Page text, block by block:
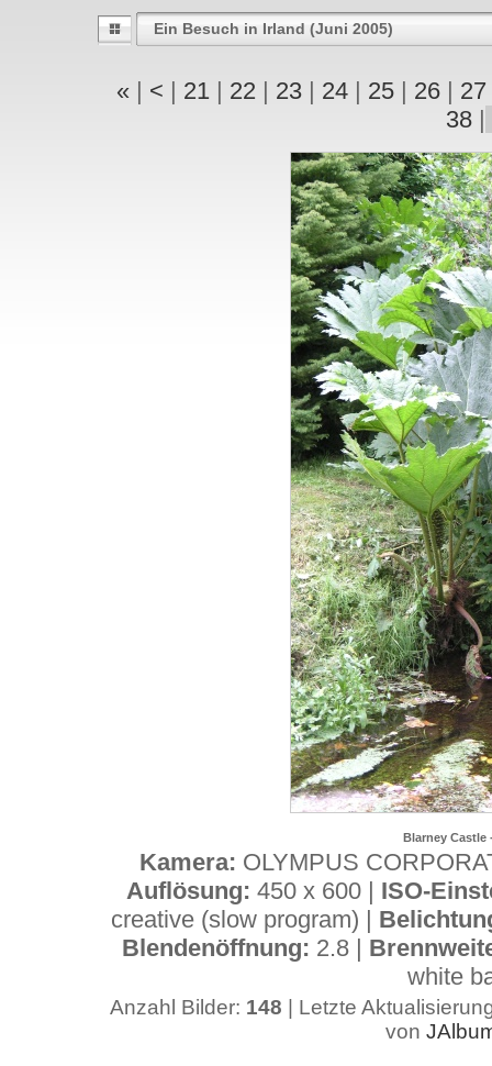
Ein Besuch in Irland (Juni 2005)
« | < | 21 | 22 | 23 | 24 | 25 | 26 | 27
38 |
Blarney Castle
Kamera: OLYMPUS
Auflösung: 450 x 600 | ISO-
creative (slow program) |
Blendenöffnung: 2.8 |
white
Anzahl Bilder: 148 | Letzte
von